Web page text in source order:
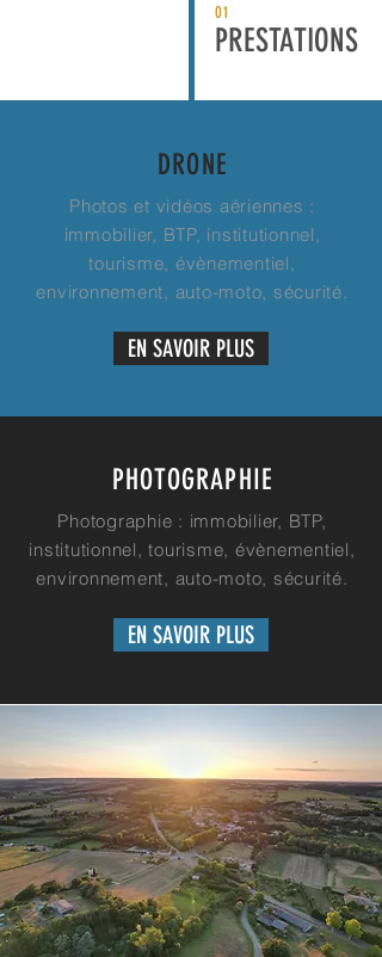
PRESTATIONS
01
DRONE
Photos et vidéos aériennes :
immobilier, BTP, institutionnel,
tourisme, évènementiel,
environnement, auto-moto, sécurité.
EN SAVOIR PLUS
PHOTOGRAPHIE
Photographie : immobilier, BTP,
institutionnel, tourisme, évènementiel,
environnement, auto-moto, sécurité.
EN SAVOIR PLUS